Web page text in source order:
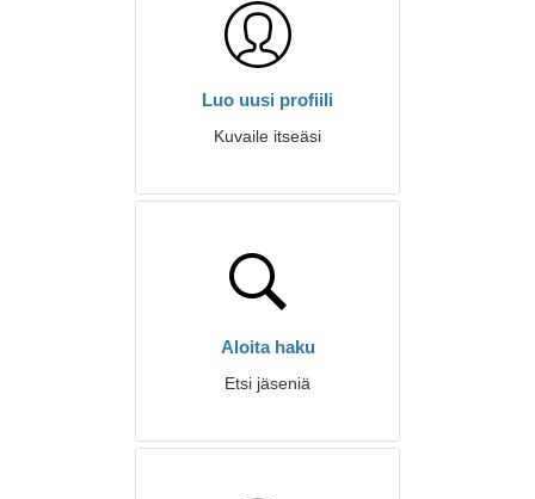
Luo uusi profiili
Kuvaile itseäsi
Aloita haku
Etsi jäseniä